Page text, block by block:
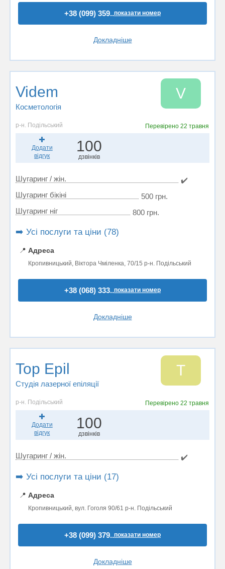
+38 (099) 359..показати номер
Докладніше
Videm
Косметологія
V
р-н. Подільський Перевірено22 травня
Додати
відгук
100
дзвінків
Шугаринг / жін.
✔️
Шугаринг бікіні
500 грн.
Шугаринг ніг
800 грн.
➡️ Усі послуги та ціни (78)
📍 Адреса
Кропивницький, Віктора Чміленка, 70/15 р-н. Подільський
+38 (068) 333..показати номер
Докладніше
Top Epil
Студія лазерної епіляції
T
р-н. Подільський Перевірено22 травня
Додати
відгук
100
дзвінків
Шугаринг / жін. ✔️
➡️ Усі послуги та ціни (17)
📍 Адреса
Кропивницький, вул. Гоголя 90/61 р-н. Подільський
+38 (099) 379..показати номер
Докладніше